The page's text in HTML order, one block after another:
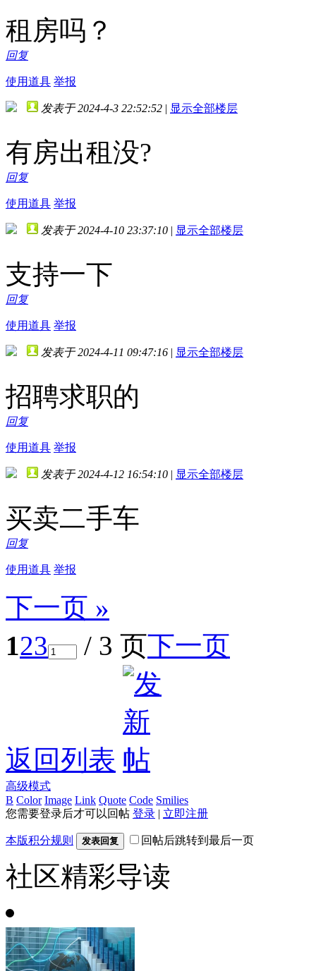
租房吗？
回复
使用道具 举报
发表于 2024-4-3 22:52:52 | 显示全部楼层
有房出租没?
回复
使用道具 举报
发表于 2024-4-10 23:37:10 | 显示全部楼层
支持一下
回复
使用道具 举报
发表于 2024-4-11 09:47:16 | 显示全部楼层
招聘求职的
回复
使用道具 举报
发表于 2024-4-12 16:54:10 | 显示全部楼层
买卖二手车
回复
使用道具 举报
下一页 »
123 / 3 页下一页
返回列表
高级模式
B Color Image Link Quote Code Smilies
您需要登录后才可以回帖 登录 | 立即注册
本版积分规则 发表回复 回帖后跳转到最后一页
社区精彩导读